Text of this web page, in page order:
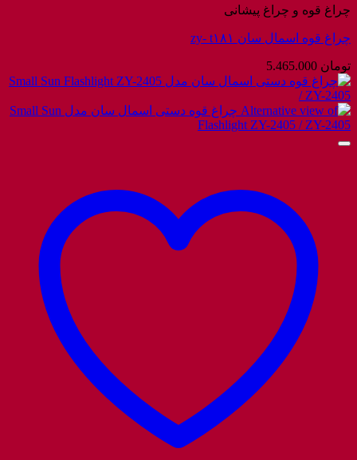
چراغ قوه و چراغ پیشانی
چراغ قوه اسمال سان zy- t۱۸۱
تومان